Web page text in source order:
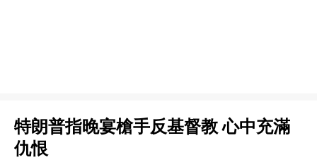
特朗普指晚宴槍手反基督教 心中充滿
仇恨